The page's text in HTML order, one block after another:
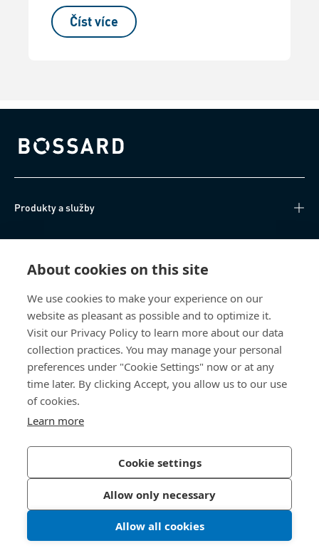
About cookies on this site
We use cookies to make your experience on our
website as pleasant as possible and to optimize it.
Visit our Privacy Policy to learn more about our data
collection practices. You may manage your personal
preferences under "Cookie Settings" now or at any
time later. By clicking Accept, you allow us to our use
of cookies.
Learn more
Cookie settings
Allow only necessary
Allow all cookies
Číst více
Bossard homepage
Produkty a služby
O nás
Bossard Česká republika
Tuřanka 1519/115a
627 00 Brno
Zásady ochrany osobních údajů